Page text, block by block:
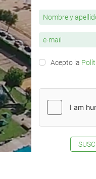
Acepto la